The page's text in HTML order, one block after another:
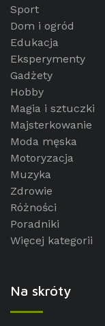
Sport
Dom i ogród
Edukacja
Eksperymenty
Gadżety
Hobby
Magia i sztuczki
Majsterkowanie
Moda męska
Motoryzacja
Muzyka
Zdrowie
Różności
Poradniki
Więcej kategorii
Na skróty